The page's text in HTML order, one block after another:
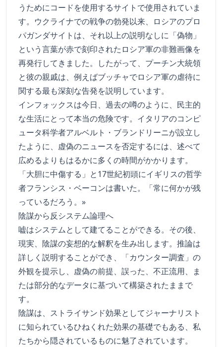
うためにコードを使用するサイトで使用されていま
す。ウクライナでの戦争の勃発以来、ロシアのプロ
パガンダサイトは、それ以上の説明なしに「偽物」
という言葉が赤で刻印されたロシア軍の非難画像を
再発行してきました。したがって、プーチン大統領
と彼の親戚は、例えばブッチャでロシア軍の虐待に
関する最も深刻な告発を説明しています。
インフォックスは今日、過去の噂のように、民主的
な生活にとって本当の危険です。イタリアのコンピ
ュータ科学者アルベルト・ブランドリーニが設立し
たように、虚偽のニュースを否定するには、述べて
広めるよりもはるかに多くの時間がかかります。
「大胆に中傷する」と17世紀初頭にイギリスの哲学
者フランシス・ベーコンは書いた。「常に何かが残
っているだろう。»
陰謀から反システム論理へ
嘘はシステムとして建てることができる。その後、
現実、陰謀の妄想的な解釈を生み出します。推論は
詳しく説明することができ、「カウンター調査」の
外観を提示し、虚偽の前提、誤った、不正流用、ま
たは部分的なデータに基づいて構築されたままで
す。
陰謀は、ストライサンド効果としてジャーナリスト
に知られているひねくれた効果の基礎でもある、私
たちから隠されているものに魅了されています。